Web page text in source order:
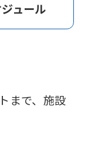
ュール
まで、施設